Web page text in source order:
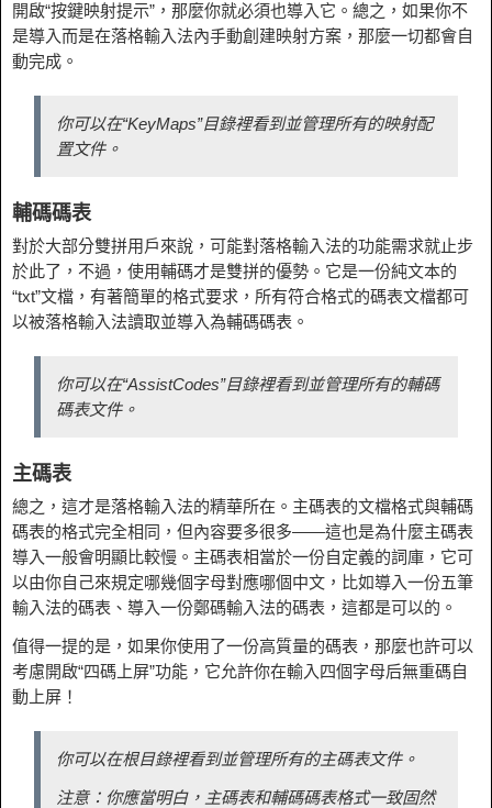
開啟“按鍵映射提示”，那麼你就必須也導入它。總之，如果你不
是導入而是在落格輸入法內手動創建映射方案，那麼一切都會自
動完成。
你可以在“KeyMaps”目錄裡看到並管理所有的映射配
置文件。
輔碼碼表
對於大部分雙拼用戶來說，可能對落格輸入法的功能需求就止步
於此了，不過，使用輔碼才是雙拼的優勢。它是一份純文本的
“txt”文檔，有著簡單的格式要求，所有符合格式的碼表文檔都可
以被落格輸入法讀取並導入為輔碼碼表。
你可以在“AssistCodes”目錄裡看到並管理所有的輔碼
碼表文件。
主碼表
總之，這才是落格輸入法的精華所在。主碼表的文檔格式與輔碼
碼表的格式完全相同，但內容要多很多——這也是為什麼主碼表
導入一般會明顯比較慢。主碼表相當於一份自定義的詞庫，它可
以由你自己來規定哪幾個字母對應哪個中文，比如導入一份五筆
輸入法的碼表、導入一份鄭碼輸入法的碼表，這都是可以的。
值得一提的是，如果你使用了一份高質量的碼表，那麼也許可以
考慮開啟“四碼上屏”功能，它允許你在輸入四個字母后無重碼自
動上屏！
你可以在根目錄裡看到並管理所有的主碼表文件。
注意：你應當明白，主碼表和輔碼碼表格式一致固然